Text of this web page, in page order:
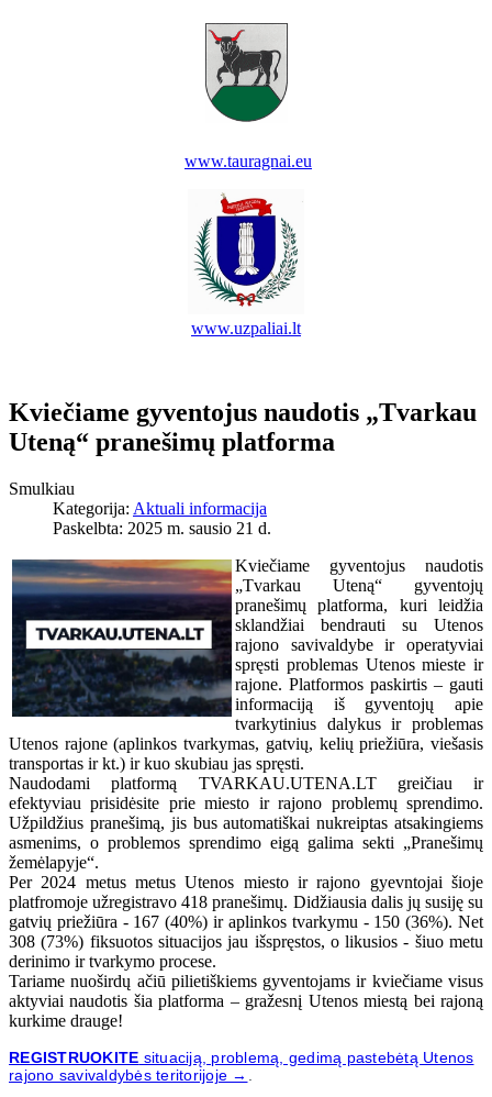
www.tauragnai.eu
www.uzpaliai.lt
Kviečiame gyventojus naudotis „Tvarkau
Uteną“ pranešimų platforma
Smulkiau
Kategorija: Aktuali informacija
Paskelbta: 2025 m. sausio 21 d.
Kviečiame gyventojus naudotis
„Tvarkau Uteną“ gyventojų
pranešimų platforma, kuri leidžia
sklandžiai bendrauti su Utenos
rajono savivaldybe ir operatyviai
spręsti problemas Utenos mieste ir
rajone. Platformos paskirtis – gauti
informaciją iš gyventojų apie
tvarkytinius dalykus ir problemas
Utenos rajone (aplinkos tvarkymas, gatvių, kelių priežiūra, viešasis
transportas ir kt.) ir kuo skubiau jas spręsti.
Naudodami platformą TVARKAU.UTENA.LT greičiau ir
efektyviau prisidėsite prie miesto ir rajono problemų sprendimo.
Užpildžius pranešimą, jis bus automatiškai nukreiptas atsakingiems
asmenims, o problemos sprendimo eigą galima sekti „Pranešimų
žemėlapyje“.
Per 2024 metus metus Utenos miesto ir rajono gyevntojai šioje
platfromoje užregistravo 418 pranešimų. Didžiausia dalis jų susiję su
gatvių priežiūra - 167 (40%) ir aplinkos tvarkymu - 150 (36%). Net
308 (73%) fiksuotos situacijos jau išspręstos, o likusios - šiuo metu
derinimo ir tvarkymo procese.
Tariame nuoširdų ačiū pilietiškiems gyventojams ir kviečiame visus
aktyviai naudotis šia platforma – gražesnį Utenos miestą bei rajoną
kurkime drauge!
REGISTRUOKITE situaciją, problemą, gedimą pastebėtą Utenos
rajono savivaldybės teritorijoje →